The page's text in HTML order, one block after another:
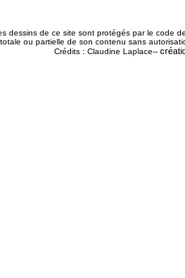
dessins de ce site sont protégés par le code
ou partielle de son contenu sans
Crédits : Claudine Laplace--